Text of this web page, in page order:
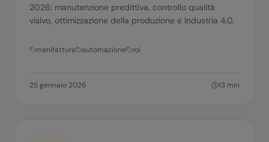
2026: manutenzione predittiva, controllo qualità
visivo, ottimizzazione della produzione e Industria 4.0.
manifattura automazione roi
25 gennaio 2026 13 min